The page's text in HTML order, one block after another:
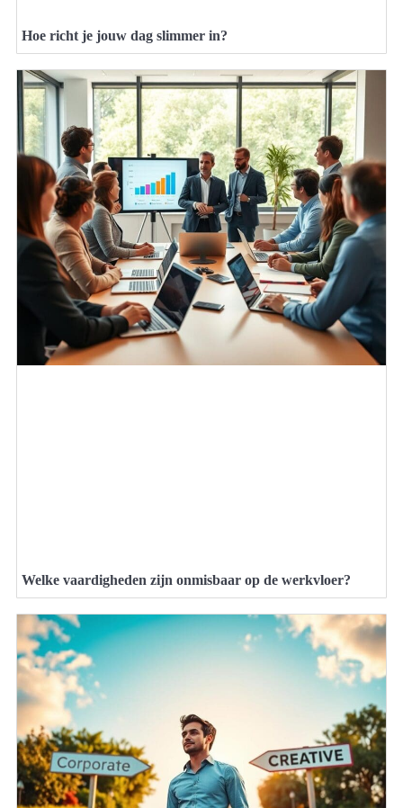
Hoe richt je jouw dag slimmer in?
Welke vaardigheden zijn onmisbaar op de werkvloer?